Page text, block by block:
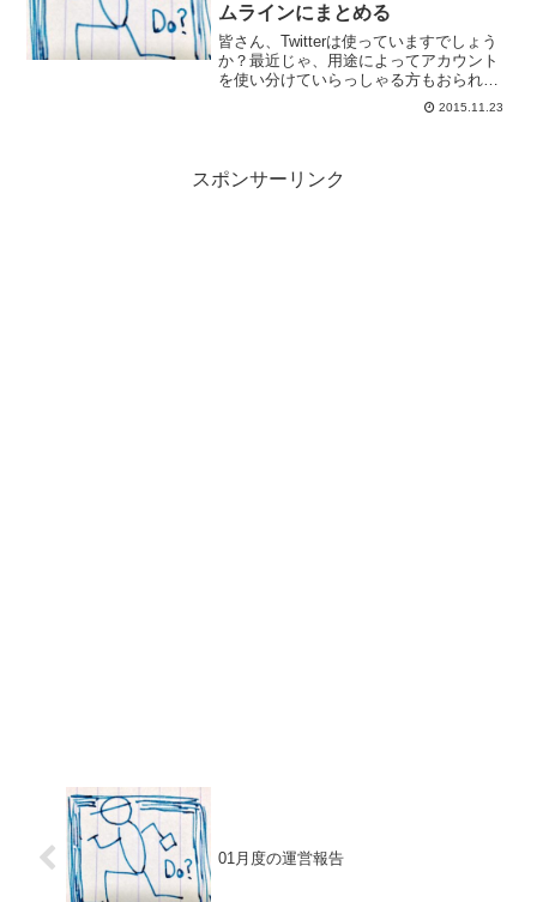
ムラインにまとめる
皆さん、Twitterは使っていますでしょう
か？最近じゃ、用途によってアカウント
を使い分けていらっしゃる方もおられる
とか。実は、私も用途によってアカウン
トを使い分けていて、写真ブログ用・こ
2015.11.23
スポンサーリンク
01月度の運営報告